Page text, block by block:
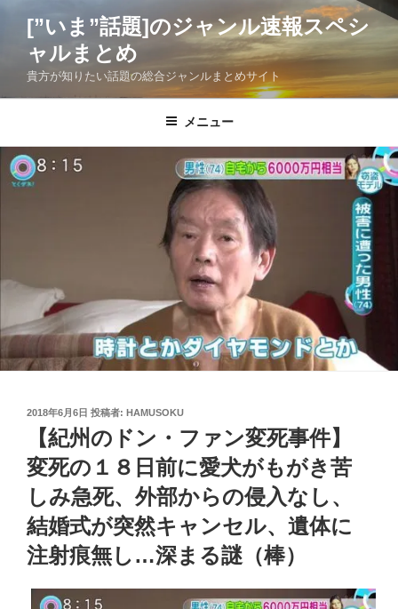
ツ
キ
ッ
[”いま”話題]のジャンル速報スペシ
ャルまとめ
貴方が知りたい話題の総合ジャンルまとめサイト
メニュー
投
2018年6月6日 投稿者: HAMUSOKU
【紀州のドン・ファン変死事件】
変死の１８日前に愛犬がもがき苦
しみ急死、外部からの侵入なし、
結婚式が突然キャンセル、遺体に
注射痕無し…深まる謎（棒）